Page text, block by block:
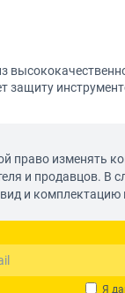
защиту
право изменять
и продавцов.
и комплектацию
Я